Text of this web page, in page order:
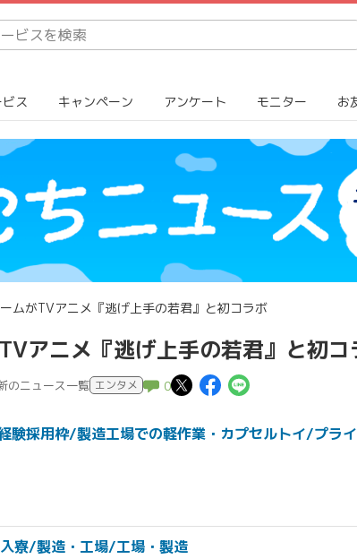
ス キャンペーン アンケート モニター お
ムがTVアニメ『逃げ上手の若君』と初コラボ
アニメ『逃げ上手の若君』と初コ
のニュース一覧 エンタメ 0 この記事につい
この記事に
験採用枠/製造工場での軽作業・カプセルトイ/プラ
寮/製造・工場/工場・製造